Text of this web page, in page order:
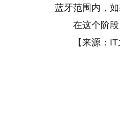
蓝牙范围内，
在这个阶
【来源：